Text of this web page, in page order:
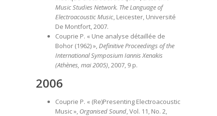
Music Studies Network. The Language of
Electroacoustic Music, Leicester, Université
De Montfort, 2007.
Couprie P. « Une analyse détaillée de
Bohor (1962) »,Definitive Proceedings of the
International Symposium Iannis Xenakis
(Athènes, mai 2005), 2007, 9 p.
2006
Couprie P. « (Re)Presenting Electroacoustic
Music », Organised Sound, Vol. 11, No. 2,